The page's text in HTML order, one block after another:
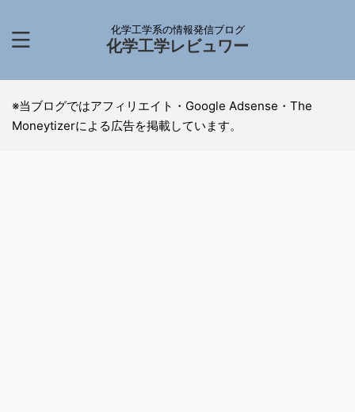
化学工学系の情報発信ブログ
化学工学レビュワー
※当ブログではアフィリエイト・Google Adsense・The
Moneytizerによる広告を掲載しています。